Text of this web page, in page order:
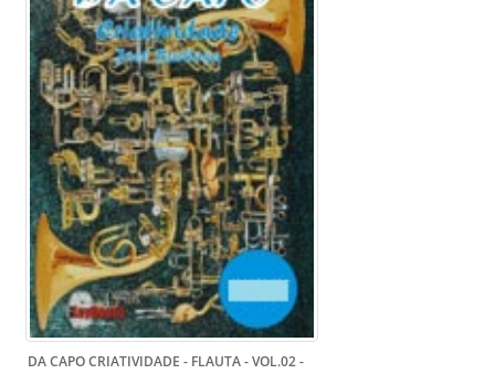
DA CAPO CRIATIVIDADE - FLAUTA - VOL.02-